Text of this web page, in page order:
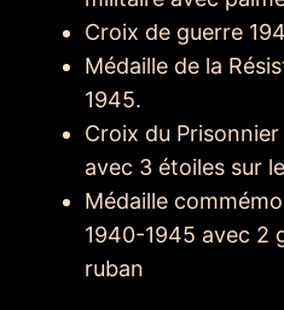
Croix de guerre
Médaille de la
1945.
Croix du
avec 3 étoiles sur
Médaille
1940-1945 avec 2
ruban